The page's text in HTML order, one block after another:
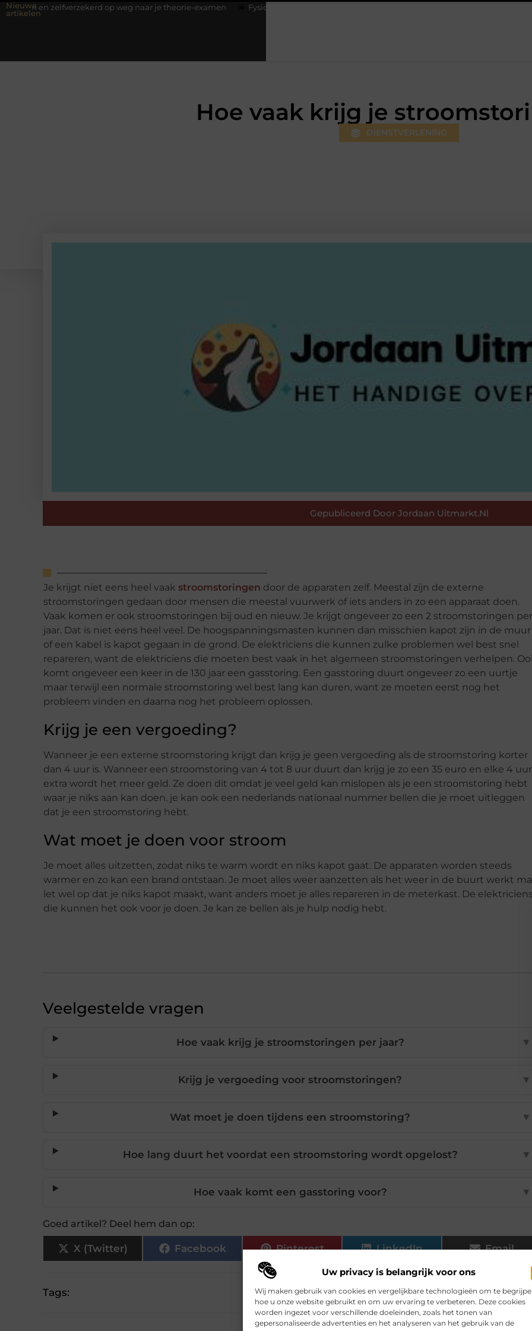
Uw privacy is belangrijk voor ons
Wij maken gebruik van cookies en vergelijkbare technologieën om te
hoe u onze website gebruikt en om uw ervaring te verbeteren. Deze cookies
worden ingezet voor verschillende doeleinden, zoals het tonen van
gepersonaliseerde advertenties en het analyseren van het gebruik van de
Nieuwe
artikelen
op weg naar je theorie-examen Fysiotherapie Hilversum: professionele hulp bij pijn en bewegingsklachten
Hoe vaak krijg je
DIENSTVERLENING
Gepubliceerd Door Jordaan Uitmarkt.nl
Je krijgt niet eens heel vaak stroomstoringen door de apparaten zelf. Meestal zijn de externe
stroomstoringen gedaan door mensen die meestal vuurwerk of iets anders in zo een apparaat doen.
Vaak komen er ook stroomstoringen bij oud en nieuw. Je krijgt ongeveer zo een 2 stroomstoringen per
jaar. Dat is niet eens heel veel. De hoogspanningsmasten kunnen dan misschien kapot zijn in de muur
of een kabel is kapot gegaan in de grond. De elektriciens die kunnen zulke problemen wel best snel
repareren, want de elektriciens die moeten best vaak in het algemeen stroomstoringen verhelpen.
komt ongeveer een keer in de 130 jaar een gasstoring. Een gasstoring duurt ongeveer zo een uurtje
maar terwijl een normale stroomstoring wel best lang kan duren, want ze moeten eerst nog het
probleem vinden en daarna nog het probleem oplossen.
Krijg je een vergoeding?
Wanneer je een externe stroomstoring krijgt dan krijg je geen vergoeding als de stroomstoring korter
dan 4 uur is. Wanneer een stroomstoring van 4 tot 8 uur duurt dan krijg je zo een 35 euro en elke 4 uur
extra wordt het meer geld. Ze doen dit omdat je veel geld kan mislopen als je een stroomstoring hebt
waar je niks aan kan doen. je kan ook een nederlands nationaal nummer bellen die je moet uitleggen
dat je een stroomstoring hebt.
Wat moet je doen voor stroom
Je moet alles uitzetten, zodat niks te warm wordt en niks kapot gaat. De apparaten worden steeds
warmer en zo kan een brand ontstaan. Je moet alles weer aanzetten als het weer in de buurt werkt
let wel op dat je niks kapot maakt, want anders moet je alles repareren in de meterkast. De
die kunnen het ook voor je doen. Je kan ze bellen als je hulp nodig hebt.
Veelgestelde vragen
Hoe vaak krijg je stroomstoringen per jaar? ▼
Krijg je vergoeding voor stroomstoringen? ▼
Wat moet je doen tijdens een stroomstoring? ▼
Hoe lang duurt het voordat een stroomstoring wordt opgelost? ▼
Hoe vaak komt een gasstoring voor? ▼
Goed artikel? Deel hem dan op:
X (Twitter) Facebook Pinterest LinkedIn Email
Tags: